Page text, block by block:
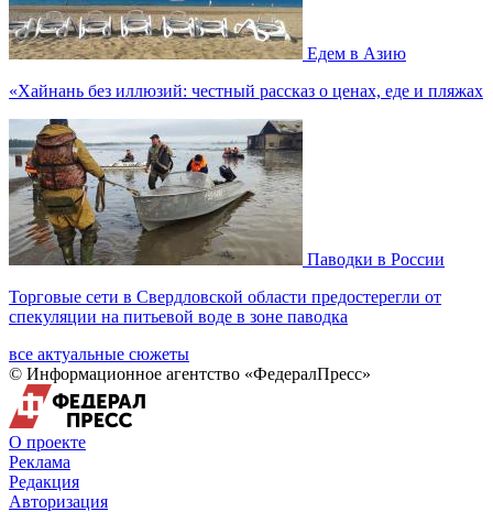
Едем в Азию
«Хайнань без иллюзий: честный рассказ о ценах, еде и пляжах
Паводки в России
Торговые сети в Свердловской области предостерегли от
спекуляции на питьевой воде в зоне паводка
все актуальные сюжеты
© Информационное агентство «ФедералПресс»
О проекте
Реклама
Редакция
Авторизация